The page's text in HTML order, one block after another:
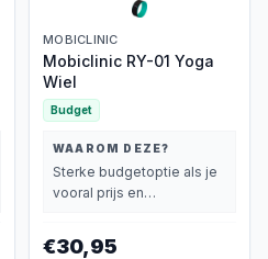
MOBICLINIC
Mobiclinic RY-01 Yoga
Wiel
Budget
WAAROM DEZE?
Sterke budgetoptie als je
vooral prijs en
€30,95